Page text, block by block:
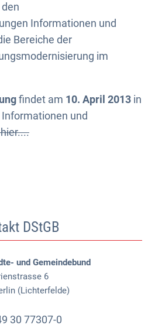
Informationen und
Bereiche der
im
findet am 10. April 2013 in
und
DStGB
und Gemeindebund
6
(Lichterfelde)
30 77307-0